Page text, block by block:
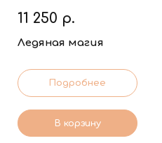
11 250 р.
Ледяная магия
Подробнее
В корзину